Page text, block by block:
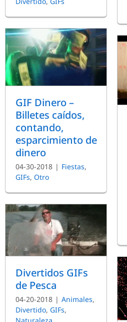
GIF Dinero –
Billetes caídos,
contando,
esparcimiento de
dinero
04-30-2018 | Fiestas,
GIFs, Otro
Divertidos GIFs
de Pesca
04-20-2018 | Animales,
Divertido, GIFs,